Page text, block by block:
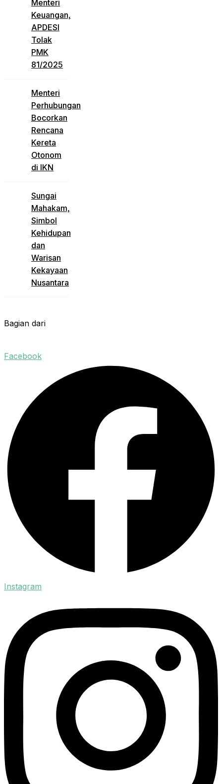
Menteri
Keuangan,
APDESI
Tolak
PMK
81/2025
Menteri
Perhubungan
Bocorkan
Rencana
Kereta
Otonom
di IKN
Sungai
Mahakam,
Simbol
Kehidupan
dan
Warisan
Kekayaan
Nusantara
Bagian dari
Facebook
Instagram